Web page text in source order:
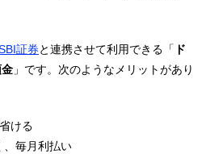
証券と連携させて利用できる「 ド
」です。次のようなメリットがあり
ける
、毎月利払い